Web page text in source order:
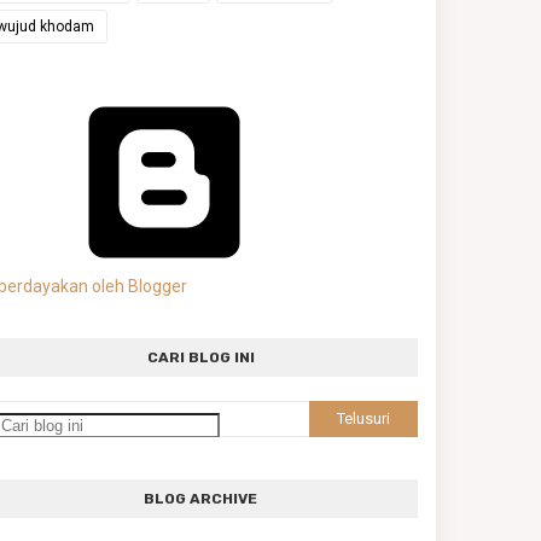
khodam
oleh Blogger
CARI BLOG INI
BLOG ARCHIVE